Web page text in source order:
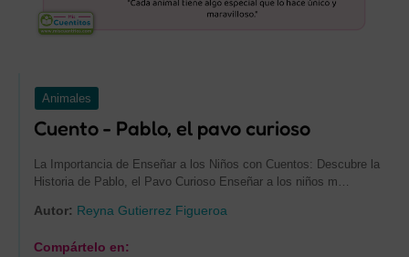
Animales
Cuento - Pablo, el pavo curioso
La Importancia de Enseñar a los Niños con Cuentos: Descubre la
Historia de Pablo, el Pavo Curioso Enseñar a los niños m…
Autor: Reyna Gutierrez Figueroa
Compártelo en: